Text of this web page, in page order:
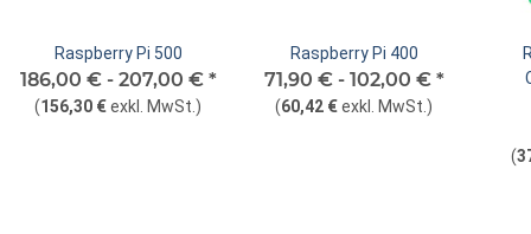
Raspberry Pi 500
186,00 € - 207,00 € *
(156,30 €exkl. MwSt.)
Raspberry Pi 400
71,90 € - 102,00 € *
(60,42 €exkl. MwSt.)
(